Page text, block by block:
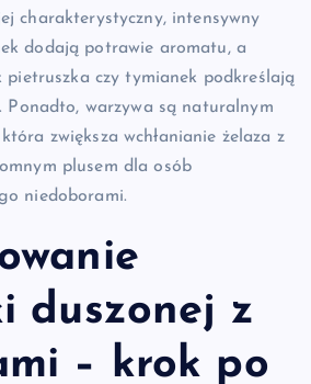
charakterystyczny, intensywny
dodają potrawie aromatu, a
pietruszka czy tymianek podkreślają
Ponadto, warzywa są naturalnym
zwiększa wchłanianie żelaza z
plusem dla osób
niedoborami.
duszonej z
– krok po